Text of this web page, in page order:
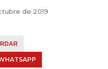
de 2019